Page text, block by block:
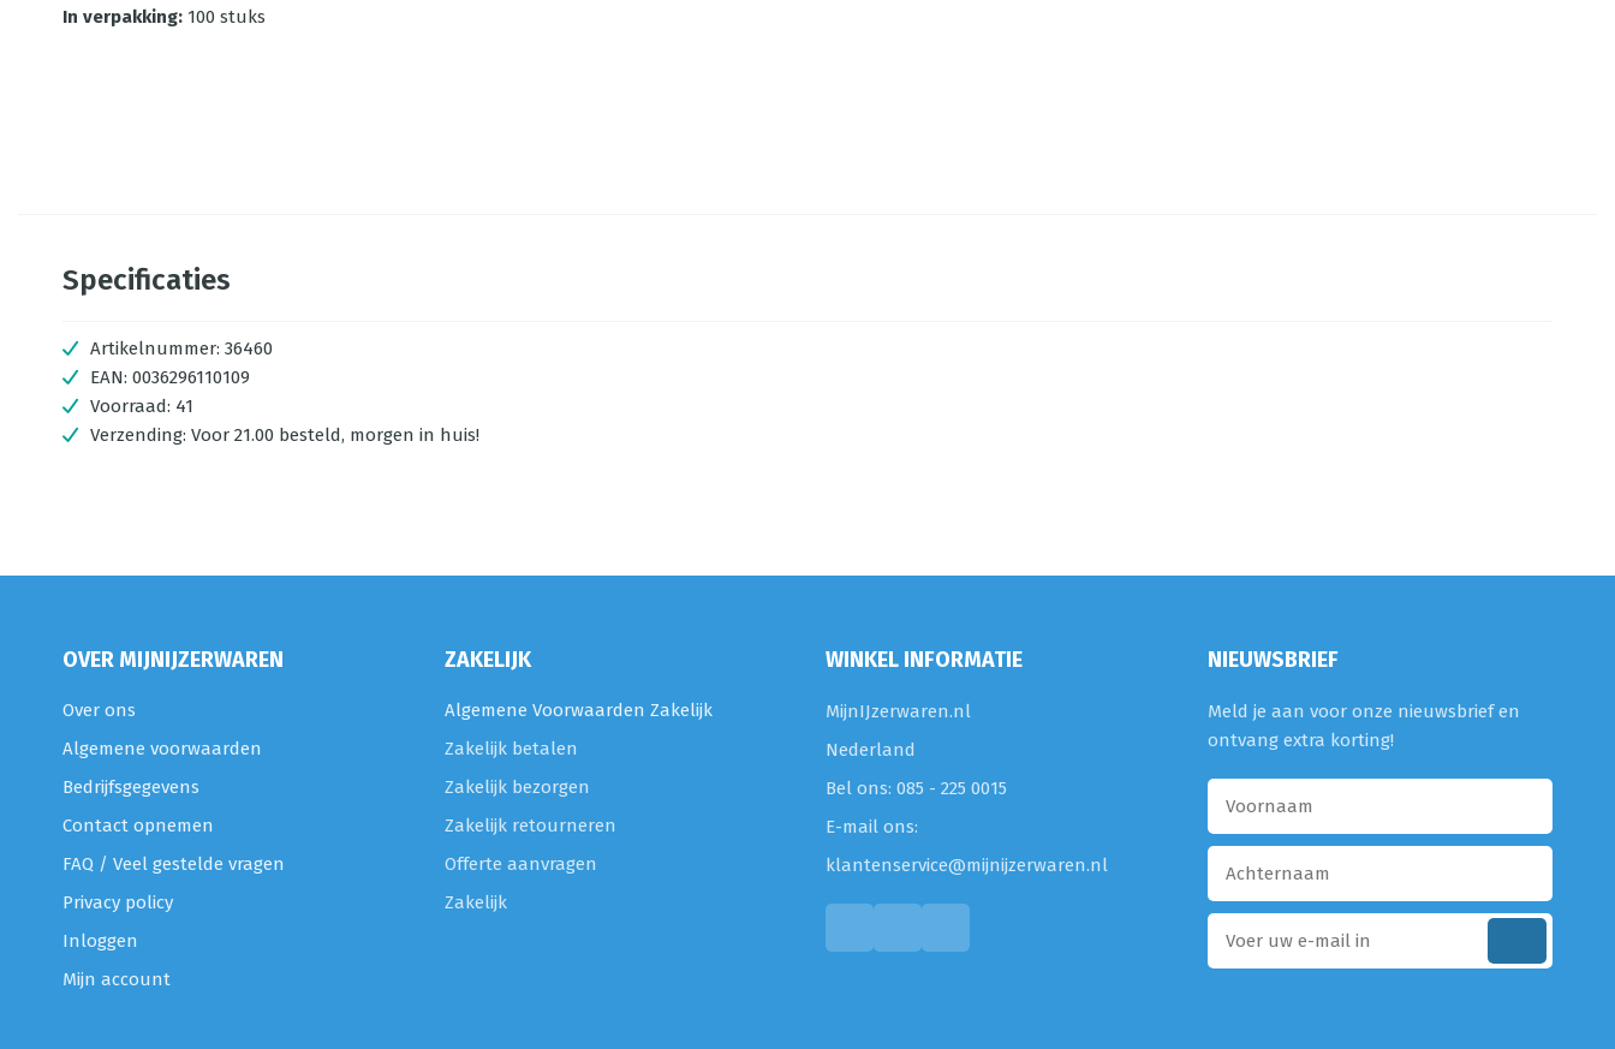
In verpakking: 100 stuks
Specificaties
Artikelnummer: 36460
EAN: 0036296110109
Voorraad: 41
Verzending: Voor 21.00 besteld, morgen in huis!
OVER MIJNIJZERWAREN
Over ons
Algemene voorwaarden
Bedrijfsgegevens
Contact opnemen
FAQ / Veel gestelde vragen
Privacy policy
Inloggen
Mijn account
ZAKELIJK
Algemene Voorwaarden Zakelijk
Zakelijk betalen
Zakelijk bezorgen
Zakelijk retourneren
Offerte aanvragen
Zakelijk
WINKEL INFORMATIE
MijnIJzerwaren.nl
Nederland
Bel ons: 085 - 225 0015
E-mail ons:
klantenservice@mijnijzerwaren.nl
NIEUWSBRIEF
Meld je aan voor onze nieuwsbrief en
ontvang extra korting!